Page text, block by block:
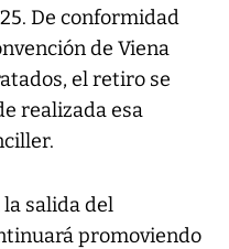
De conformidad
de Viena
el retiro se
realizada esa
salida del
promoviendo